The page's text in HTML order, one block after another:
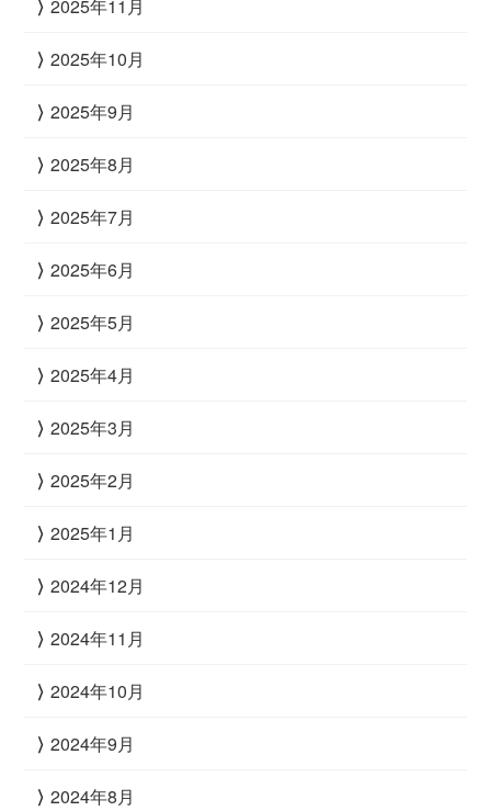
2025年11月
2025年10月
2025年9月
2025年8月
2025年7月
2025年6月
2025年5月
2025年4月
2025年3月
2025年2月
2025年1月
2024年12月
2024年11月
2024年10月
2024年9月
2024年8月